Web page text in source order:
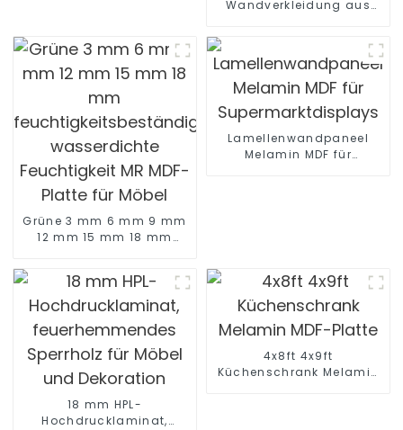
Wandverkleidung aus
Grüne 3 mm 6 mm 9 mm
12 mm 15 mm 18 mm
Feuchtigkeit MR MDF-
Platte für Möbel
Lamellenwandpaneel
Melamin MDF für
18 mm HPL-
Hochdrucklaminat,
4x8ft 4x9ft
Küchenschrank Melamin